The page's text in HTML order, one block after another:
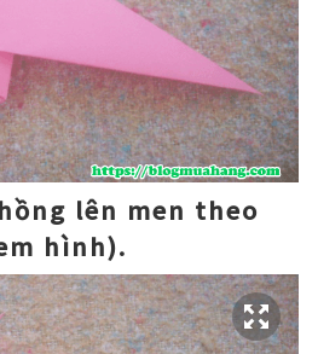
lên men theo
hình).